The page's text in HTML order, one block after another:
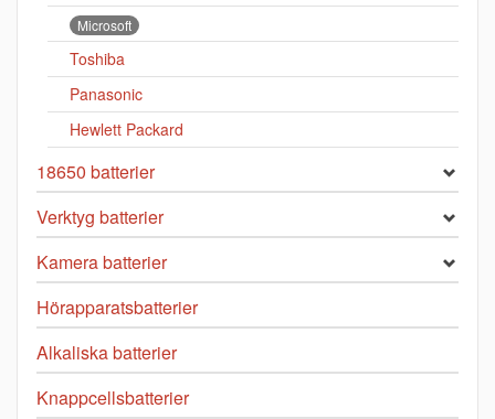
Microsoft
Toshiba
Panasonic
Hewlett Packard
18650 batterier
Verktyg batterier
Kamera batterier
Hörapparatsbatterier
Alkaliska batterier
Knappcellsbatterier